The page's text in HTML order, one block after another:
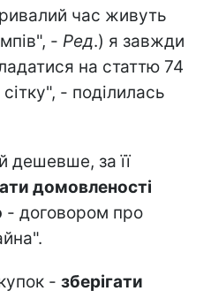
час живуть
- Ред.) я завжди
на статтю 74
- поділилась
дешевше, за її
домовленості
- договором про
- зберігати